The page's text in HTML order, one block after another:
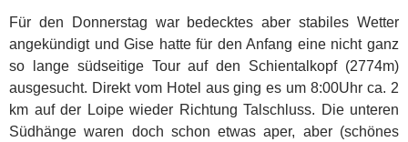
Für den Donnerstag war bedecktes aber stabiles Wetter
angekündigt und Gise hatte für den Anfang eine nicht ganz
so lange südseitige Tour auf den Schientalkopf (2774m)
ausgesucht. Direkt vom Hotel aus ging es um 8:00Uhr ca. 2
km auf der Loipe wieder Richtung Talschluss. Die unteren
Südhänge waren doch schon etwas aper, aber (schönes